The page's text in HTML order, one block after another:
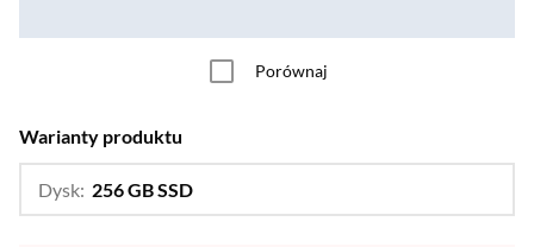
Porównaj
Warianty produktu
Dysk: 256 GB SSD